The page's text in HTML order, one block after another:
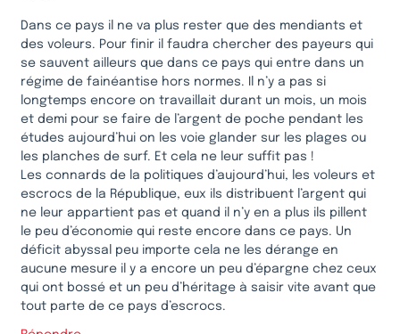
Dans ce pays il ne va plus rester que des mendiants et
des voleurs. Pour finir il faudra chercher des payeurs qui
se sauvent ailleurs que dans ce pays qui entre dans un
régime de fainéantise hors normes. Il n’y a pas si
longtemps encore on travaillait durant un mois, un mois
et demi pour se faire de l’argent de poche pendant les
études aujourd’hui on les voie glander sur les plages ou
les planches de surf. Et cela ne leur suffit pas !
Les connards de la politiques d’aujourd’hui, les voleurs et
escrocs de la République, eux ils distribuent l’argent qui
ne leur appartient pas et quand il n’y en a plus ils pillent
le peu d’économie qui reste encore dans ce pays. Un
déficit abyssal peu importe cela ne les dérange en
aucune mesure il y a encore un peu d’épargne chez ceux
qui ont bossé et un peu d’héritage à saisir vite avant que
tout parte de ce pays d’escrocs.